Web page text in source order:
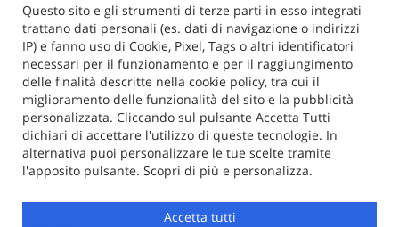
Darzauto Srl
Via Grezze, Desenzano del Garda (BS)
C.F/P.IVA:02646530986
Registro delle imprese:BS
Questo sito e gli strumenti di terze parti in esso integrati
trattano dati personali (es. dati di navigazione o indirizzi
IP) e fanno uso di Cookie, Pixel, Tags o altri identificatori
necessari per il funzionamento e per il raggiungimento
delle finalità descritte nella cookie policy, tra cui il
miglioramento delle funzionalità del sito e la pubblicità
personalizzata. Cliccando sul pulsante Accetta Tutti
dichiari di accettare l'utilizzo di queste tecnologie. In
alternativa puoi personalizzare le tue scelte tramite
l'apposito pulsante. Scopri di più e personalizza.
Accetta tutti